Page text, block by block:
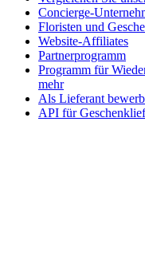
Concierge-
Floristen und
Website-Affiliates
Partnerprogramm
Programm für
mehr
Als Lieferant
API für